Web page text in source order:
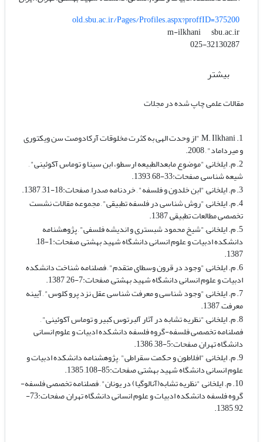
old.sbu.ac.ir/Pages/Profiles.aspx?proffID=375200
m-ilkhani
sbu.ac.ir
025-32130287
بیشتر
مقالات علمی چاپ شده در مجلات
1. M. Ilkhani, "از وحدت الهی به کثرت مخلوقات آرکادوصت سن ویکتوری
و میرداماد" , 2008.
2. م. ایلخانی, "موضوع مابعدالطبیعه ارسطو، ابن سینا و توماس آکوئینی" ,
شیعه شناسی, صفحات:33-68, 1393.
3. م. ایلخانی, "ابن خلدون و فلسفه" , خردنامه صدرا, صفحات:18-31, 1387.
4. م. ایلخانی, "روش شناسی در فلسفه تطبیقی" , مجموعه مقالات نشست
تخصصی مطالعات تطبیقی, 1387.
5. م. ایلخانی, "شیخ محمود شبستری و اندیشه فلسفی" , پژوهشنامه
دانشکده ادبیات و علوم انسانی دانشگاه شهید بهشتی, صفحات:1-18,
1387.
6. م. ایلخانی, "وجود در قرون وسطای متقدم" , فصلنامه شناخت دانشکده
ادبیات و علوم انسانی دانشگاه شهید بهشتی, صفحات:7-26, 1387.
7. م. ایلخانی, "وجود شناسی و معرفت شناسی عقل نزد پرو کلوس" , آیینه
معرفت, 1387.
8. م. ایلخانی, "نظریه تشابه در آثار آلبرتوس کبیر و توماس آکوئینی" ,
فصلنامه تخصصی فلسفه-گروه فلسفه دانشکده ادبیات و علوم انسانی
دانشگاه تهران, صفحات:5-38, 1386.
9. م. ایلخانی, "افلاطون و حکمت سقراطی" , پژوهشنامه دانشکده ادبیات و
علوم انسانی دانشگاه شهید بهشتی, صفحات:85-108, 1385.
10. م. ایلخانی, "نظریه تشابه(آنالوگیا) در یونان" , فصلنامه تخصصی فلسفه-
گروه فلسفه دانشکده ادبیات و علوم انسانی دانشگاه تهران, صفحات:73-
92, 1385.